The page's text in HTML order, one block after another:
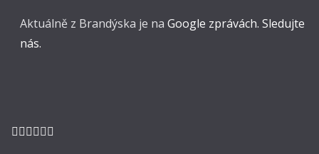
Aktuálně z Brandýska je na Google zprávách. Sledujte
nás.